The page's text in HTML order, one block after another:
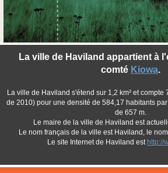
La ville de Haviland appartient à
comté Kiowa.
La ville de Haviland s'étend sur 1,2 km² et
de 2010) pour une densité de 584,17 habitants
de 657 m.
Le maire de la ville de Haviland est
Le nom français de la ville est Haviland, le
Le site Internet de Haviland est http://